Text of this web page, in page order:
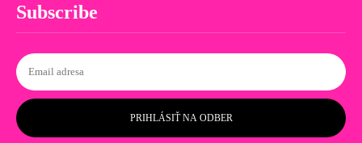
Subscribe
PRIHLÁSIŤ NA ODBER